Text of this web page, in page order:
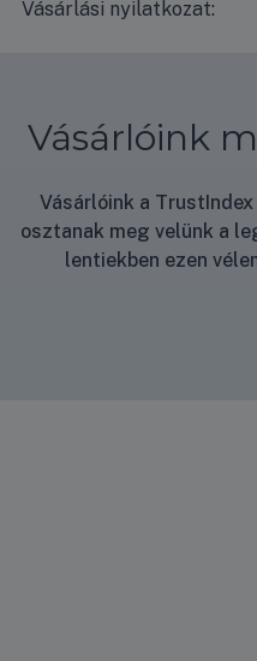
Vásárlási nyilatkozat:
Vásárlóink
Vásárlóink a
osztanak meg velünk a
lentiekben ezen